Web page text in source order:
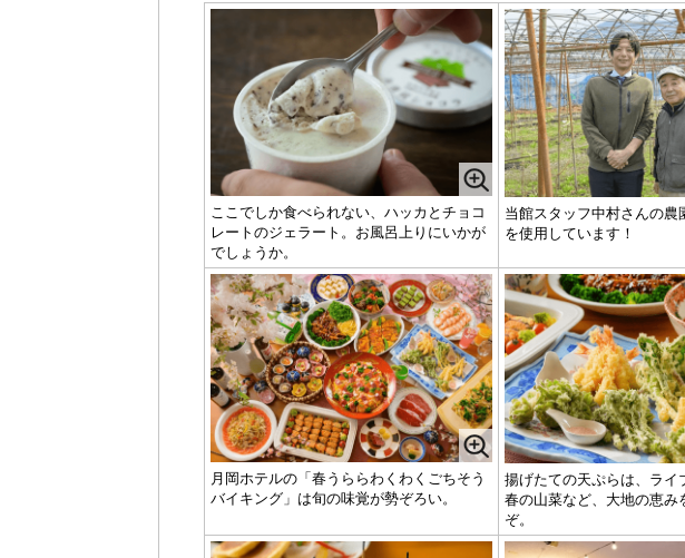
ここでしか食べられない、ハッカとチョコ
レートのジェラート。お風呂上りにいかが
でしょうか。
当館スタッフ中村さんの農
を使用しています！
月岡ホテルの「春うららわくわくごちそう
バイキング」は旬の味覚が勢ぞろい。
揚げたての天ぷらは、ライ
春の山菜など、大地の恵み
ぞ。